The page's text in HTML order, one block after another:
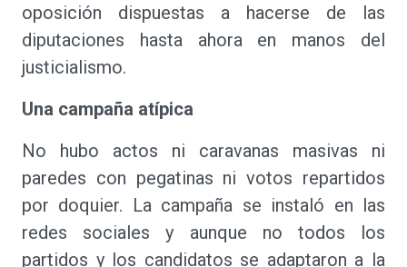
oposición dispuestas a hacerse de las
diputaciones hasta ahora en manos del
justicialismo.
Una campaña atípica
No hubo actos ni caravanas masivas ni
paredes con pegatinas ni votos repartidos
por doquier. La campaña se instaló en las
redes sociales y aunque no todos los
partidos y los candidatos se adaptaron a la